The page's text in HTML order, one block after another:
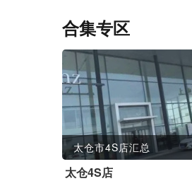
合集专区
太仓市4S店汇总
太仓4S店